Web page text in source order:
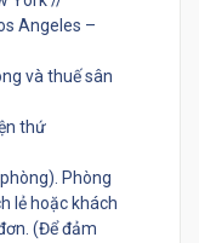
Angeles –
và thuế sân
thứ
Phòng
lẻ hoặc khách
(Để đảm